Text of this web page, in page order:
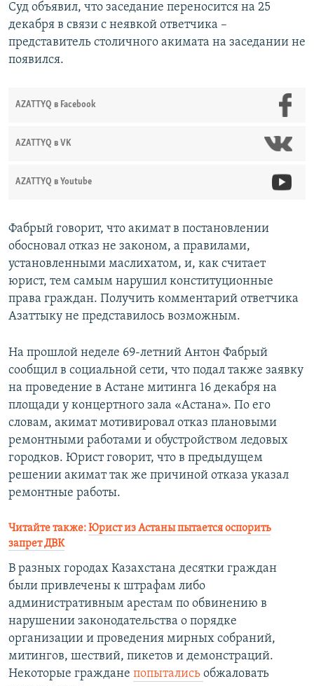
Суд объявил, что заседание переносится на 25
декабря в связи с неявкой ответчика –
представитель столичного акимата на заседании не
появился.
AZATTYQ в Facebook
AZATTYQ в VK
AZATTYQ в Youtube
Фабрый говорит, что акимат в постановлении
обосновал отказ не законом, а правилами,
установленными маслихатом, и, как считает
юрист, тем самым нарушил конституционные
права граждан. Получить комментарий ответчика
Азаттыку не представилось возможным.
На прошлой неделе 69-летний Антон Фабрый
сообщил в социальной сети, что подал также заявку
на проведение в Астане митинга 16 декабря на
площади у концертного зала «Астана». По его
словам, акимат мотивировал отказ плановыми
ремонтными работами и обустройством ледовых
городков. Юрист говорит, что в предыдущем
решении акимат так же причиной отказа указал
ремонтные работы.
Читайте также:Юрист из Астаны пытается оспорить
запрет ДВК
В разных городах Казахстана десятки граждан
были привлечены к штрафам либо
административным арестам по обвинению в
нарушении законодательства о порядке
организации и проведения мирных собраний,
митингов, шествий, пикетов и демонстраций.
Некоторые граждане попытались обжаловать